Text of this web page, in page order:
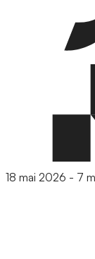
18 mai 2026 - 7